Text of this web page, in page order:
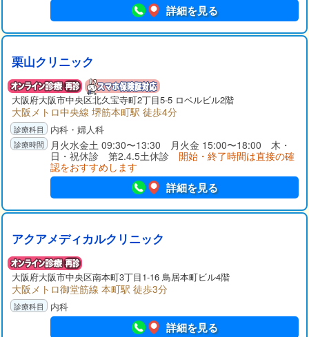
詳細を見る
栗山クリニック
大阪府大阪市中央区北久宝寺町2丁目5-5 ロベルビル2階
大阪メトロ中央線 堺筋本町駅 徒歩4分
内科・婦人科
月火水金土 09:30〜13:30 月火金 15:00〜18:00 木・
日・祝休診 第2.4.5土休診 開始・終了時間は直接の確
認をおすすめします
詳細を見る
アクアメディカルクリニック
大阪府大阪市中央区南本町3丁目1-16 鳥居本町ビル4階
大阪メトロ御堂筋線 本町駅 徒歩3分
内科
詳細を見る